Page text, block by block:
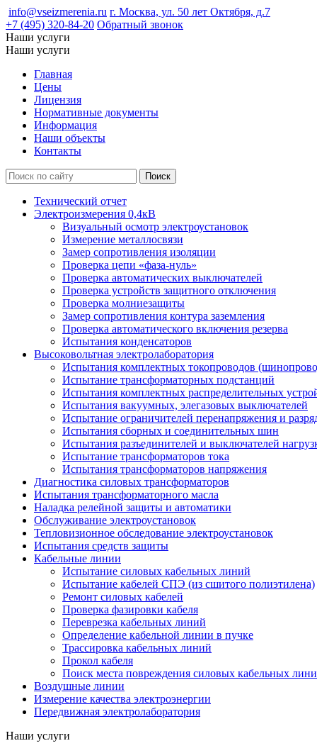
info@vseizmerenia.ru г. Москва, ул. 50 лет Октября, д.7
+7 (495) 320-84-20 Обратный звонок
Наши услуги
Наши услуги
Главная
Цены
Лицензия
Нормативные документы
Информация
Наши объекты
Контакты
Технический отчет
Электроизмерения 0,4кВ
Визуальный осмотр электроустановок
Измерение металлосвязи
Замер сопротивления изоляции
Проверка цепи «фаза-нуль»
Проверка автоматических выключателей
Проверка устройств защитного отключения
Проверка молниезащиты
Замер сопротивления контура заземления
Проверка автоматического включения резерва
Испытания конденсаторов
Высоковольтная электролаборатория
Испытания комплектных токопроводов
Испытание трансформаторных подстанций
Испытания комплектных распределительных
Испытания вакуумных, элегазовых выключателей
Испытание ограничителей перенапряжения и
Испытания сборных и соединительных шин
Испытания разъединителей и выключателей
Испытание трансформаторов тока
Испытания трансформаторов напряжения
Диагностика силовых трансформаторов
Испытания трансформаторного масла
Наладка релейной защиты и автоматики
Обслуживание электроустановок
Тепловизионное обследование электроустановок
Испытания средств защиты
Кабельные линии
Испытание силовых кабельных линий
Испытание кабелей СПЭ (из сшитого полиэтилена)
Ремонт силовых кабелей
Проверка фазировки кабеля
Переврезка кабельных линий
Определение кабельной линии в пучке
Трассировка кабельных линий
Прокол кабеля
Поиск места повреждения силовых кабельных
Воздушные линии
Измерение качества электроэнергии
Передвижная электролаборатория
Наши услуги